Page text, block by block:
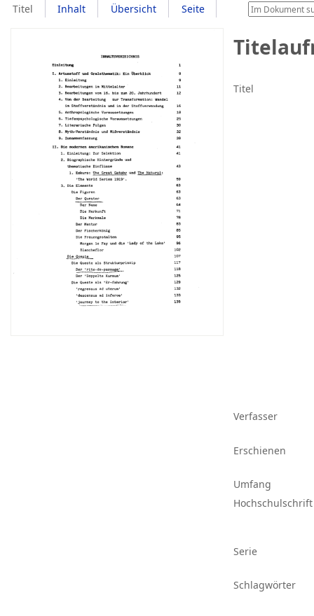
Titel Inhalt Übersicht Seite
Titel
Verfasser
Erschienen
Umfang
Hochschulschrift
Serie
Schlagwörter